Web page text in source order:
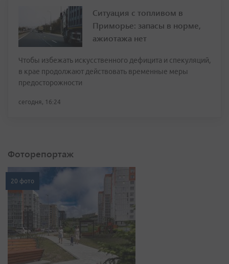
Ситуация с топливом в
Приморье: запасы в норме,
ажиотажа нет
Чтобы избежать искусственного дефицита и спекуляций,
в крае продолжают действовать временные меры
предосторожности
сегодня, 16:24
Фоторепортаж
20 фото